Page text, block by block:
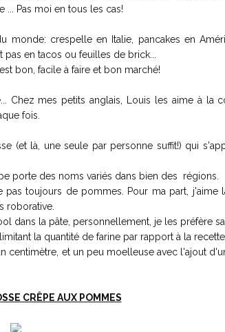
Pas moi en tous les cas!
monde: crespelle en Italie, pancakes en
en tacos ou feuilles de brick...
bon, facile à faire et bon marché!
Chez mes petits anglais, Louis les aime à la
fois.
(et là, une seule par personne suffit!) qui
porte des noms variés dans bien des régions.
toujours de pommes. Pour ma part, j'aime
roborative.
dans la pâte, personnellement, je les préfère
la quantité de farine par rapport à la recette
centimètre, et un peu moelleuse avec l'ajout
CRÊPE AUX POMMES